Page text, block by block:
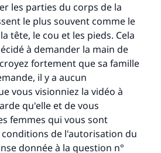
les parties du corps de la
le plus souvent comme le
tête, le cou et les pieds. Cela
à demander la main de
fortement que sa famille
il y a aucun
vous visionniez la vidéo à
qu'elle et de vous
femmes qui vous sont
de l'autorisation du
donnée à la question n°
IslamQA